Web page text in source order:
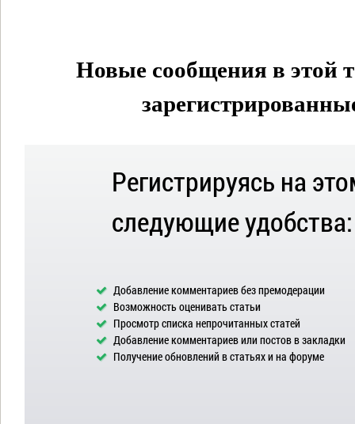
Новые сообщения в этой
Регистрируясь на
следующие удобства:
Добавление комментариев без премодерации
Возможность оценивать статьи
Просмотр списка непрочитанных статей
Добавление комментариев или постов в закладки
Получение обновлений в статьях и на форуме